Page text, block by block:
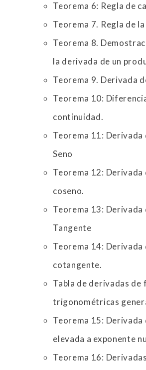
Teorema 6: Regla de
Teorema 7. Regla de la
Teorema 8.
la derivada de un
Teorema 9. Derivada
Teorema 10:
continuidad.
Teorema 11: Derivada
Seno
Teorema 12: Derivada
coseno.
Teorema 13: Derivada
Tangente
Teorema 14: Derivada
cotangente.
Tabla de derivadas de
trigonométricas
Teorema 15: Derivada
elevada a exponente
Teorema 16: